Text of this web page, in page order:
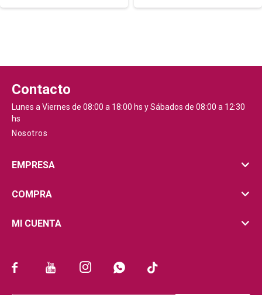
    
Contacto
Lunes a Viernes de 08:00 a 18:00 hs y Sábados de 08:00 a 12:30
hs
Nosotros
EMPRESA
COMPRA
MI CUENTA